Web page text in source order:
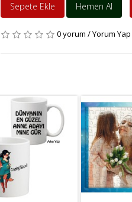
Sepete Ekle Hemen Al
0 yorum /Yorum Yap